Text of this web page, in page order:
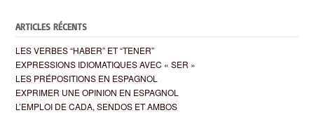
ARTICLES RÉCENTS
LES VERBES “HABER” ET “TENER”
EXPRESSIONS IDIOMATIQUES AVEC « SER »
LES PRÉPOSITIONS EN ESPAGNOL
EXPRIMER UNE OPINION EN ESPAGNOL
L’EMPLOI DE CADA, SENDOS ET AMBOS